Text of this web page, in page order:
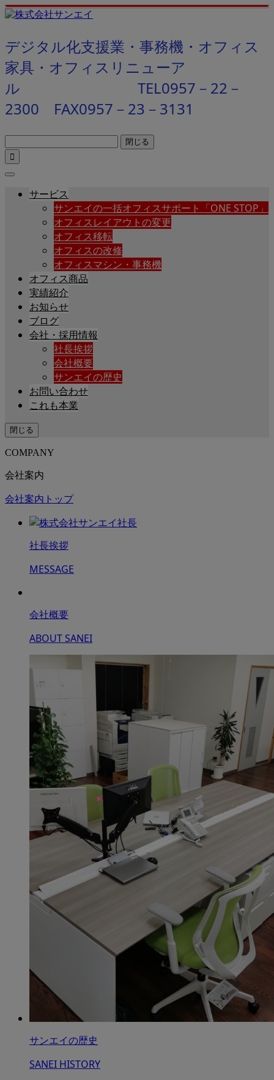
デジタル化支援業・事務機・オフィス
家具・オフィスリニューア
ル TEL0957－22－
2300 FAX0957－23－3131
閉じる

サービス
サンエイの一括オフィスサポート「ONE STOP」
オフィスレイアウトの変更
オフィス移転
オフィスの改修
オフィスマシン・事務機
オフィス商品
実績紹介
お知らせ
ブログ
会社・採用情報
社長挨拶
会社概要
サンエイの歴史
お問い合わせ
これも本業
閉じる
COMPANY
会社案内
会社案内トップ
社長挨拶
MESSAGE
会社概要
ABOUT SANEI
サンエイの歴史
SANEI HISTORY